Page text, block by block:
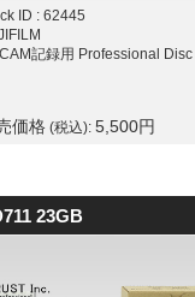
ID : 62445
記録用 Professional Disc
価格 (税込): 5,500円
23GB